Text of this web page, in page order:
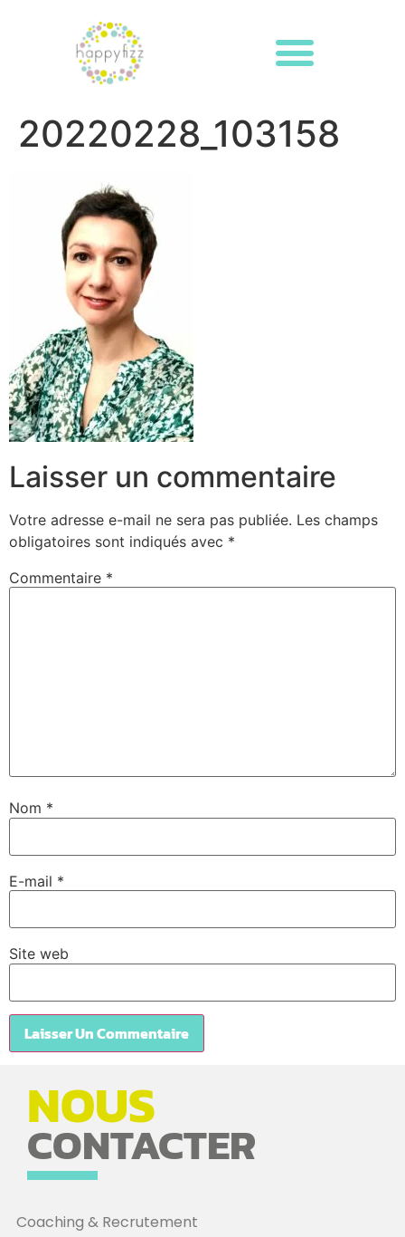
20220228_103158
Laisser un commentaire
Votre adresse e-mail ne sera pas publiée. Les champs
obligatoires sont indiqués avec *
Commentaire *
Nom *
E-mail *
Site web
NOUS
CONTACTER
Coaching & Recrutement